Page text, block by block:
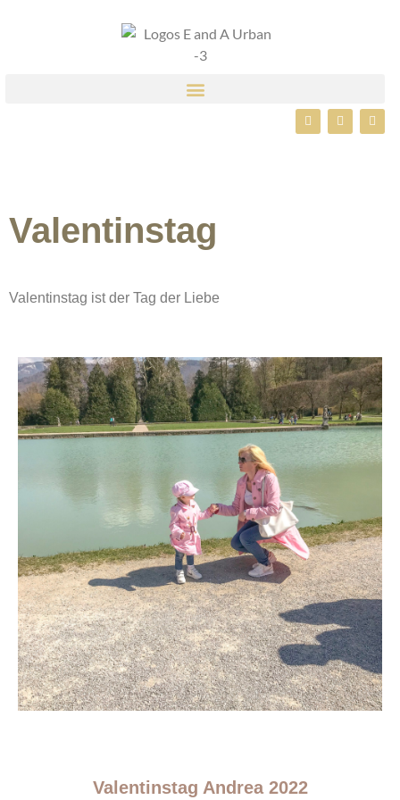
Valentinstag
Valentinstag ist der Tag der Liebe
Valentinstag Andrea 2022